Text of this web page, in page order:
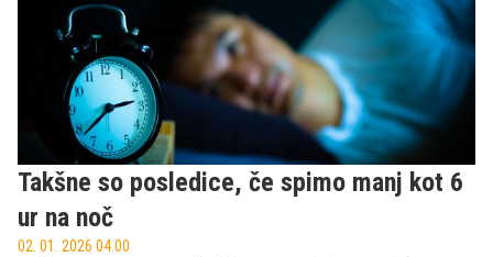
Takšne so posledice, če spimo manj kot 6
ur na noč
02. 01. 2026 04.00